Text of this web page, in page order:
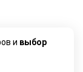
и выбор